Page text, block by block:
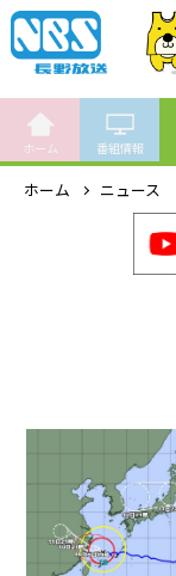
ホーム 番組情報
ホーム ニュース